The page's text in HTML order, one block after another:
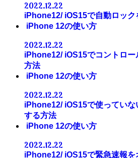
2022.12.22
iPhone12/ iOS15で自動ロック
iPhone 12の使い方
2022.12.22
iPhone12/ iOS15でコントロー
方法
iPhone 12の使い方
2022.12.22
iPhone12/ iOS15で使ってい
する方法
iPhone 12の使い方
2022.12.22
iPhone12/ iOS15で緊急速報を